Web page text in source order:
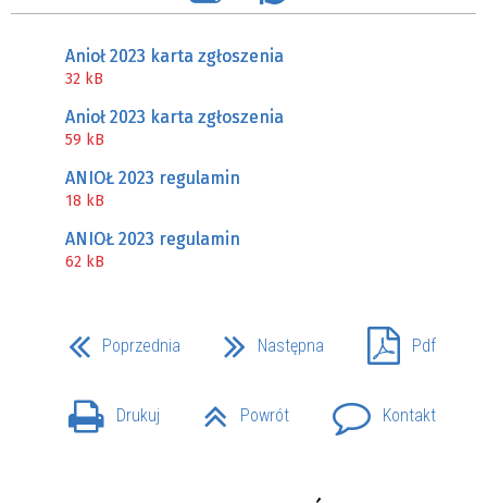
Anioł 2023 karta zgłoszenia
32 kB
Anioł 2023 karta zgłoszenia
59 kB
ANIOŁ 2023 regulamin
18 kB
ANIOŁ 2023 regulamin
62 kB
Poprzednia Następna Pdf
Drukuj Powrót Kontakt